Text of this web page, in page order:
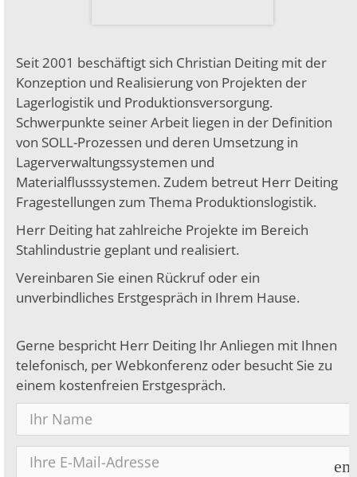
Seit 2001 beschäftigt sich Christian Deiting mit der
Konzeption und Realisierung von Projekten der
Lagerlogistik und Produktionsversorgung.
Schwerpunkte seiner Arbeit liegen in der Definition
von SOLL-Prozessen und deren Umsetzung in
Lagerverwaltungssystemen und
Materialflusssystemen. Zudem betreut Herr Deiting
Fragestellungen zum Thema Produktionslogistik.
Herr Deiting hat zahlreiche Projekte im Bereich
Stahlindustrie geplant und realisiert.
Vereinbaren Sie einen Rückruf oder ein
unverbindliches Erstgespräch in Ihrem Hause.
Gerne bespricht Herr Deiting Ihr Anliegen mit Ihnen
telefonisch, per Webkonferenz oder besucht Sie zu
einem kostenfreien Erstgespräch.